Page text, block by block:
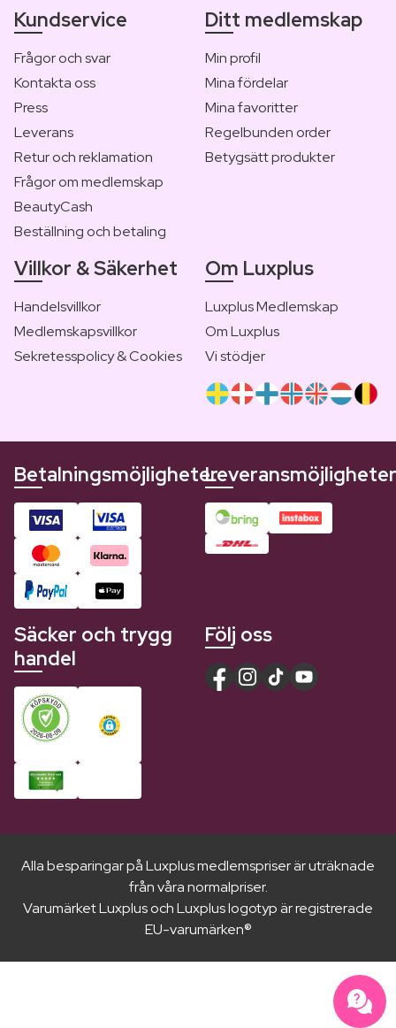
Kundservice
Frågor och svar
Kontakta oss
Press
Leverans
Retur och reklamation
Frågor om medlemskap
BeautyCash
Beställning och betaling
Ditt medlemskap
Min profil
Mina fördelar
Mina favoritter
Regelbunden order
Betygsätt produkter
Villkor & Säkerhet
Handelsvillkor
Medlemskapsvillkor
Sekretesspolicy & Cookies
Om Luxplus
Luxplus Medlemskap
Om Luxplus
Vi stödjer
BetalningsmöjligheterLeveransmöjligheter
Säcker och trygg
handel
Följ oss
Alla besparingar på Luxplus medlemspriser är uträknade
från våra normalpriser.
Varumärket Luxplus och Luxplus logotyp är registrerade
EU-varumärken®